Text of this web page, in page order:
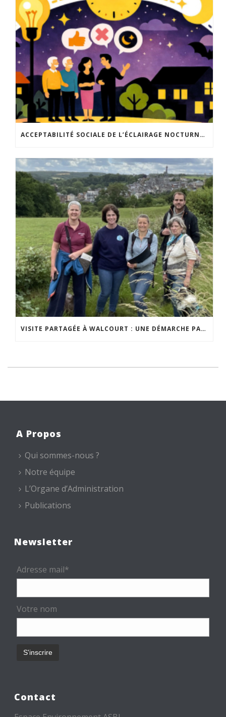
ACCEPTABILITÉ SOCIALE DE L’ÉCLAIRAGE NOCTURNE : LE REPLAY EST DISPONIBLE
VISITE PARTAGÉE À WALCOURT : UNE DÉMARCHE PARTICIPATIVE ANIMÉE PAR ESPACE ENVIRONNEMENT
A Propos
Qui sommes-nous ?
Notre équipe
L’Organe d’Administration
Publications
Newsletter
Adresse mail*
Votre nom
Contact